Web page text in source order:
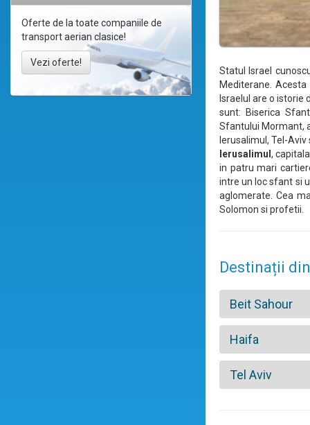
Oferte de la toate companiile de
transport aerian clasice!
Vezi oferte!
Statul Israel
Mediterane.
Israelul are o istorie
sunt: Biserica
Sfantului Mormant,
Ierusalimul, Tel-Aviv
Ierusalimul ,
in patru mari
intre un loc sfant si
aglomerate. Cea
Solomon si profetii.
Destinații
Beit Sahour
Haifa
Tel Aviv